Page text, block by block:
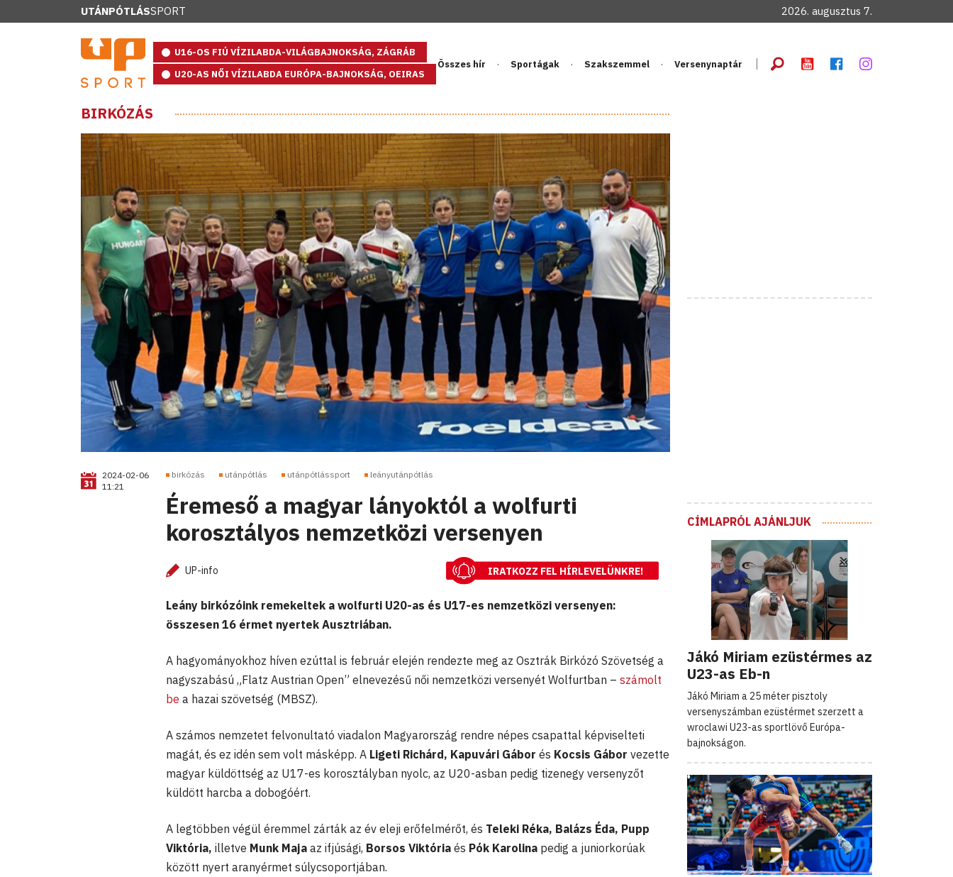
UTÁNPÓTLÁSSPORT 2026. augusztus 7.
U16-OS FIÚ VÍZILABDA-VILÁGBAJNOKSÁG, ZÁGRÁB
U20-AS NŐI VÍZILABDA EURÓPA-BAJNOKSÁG, OEIRAS
Összes hír Sportágak Szakszemmel Versenynaptár
BIRKÓZÁS
2024-02-06
11:21
birkózás utánpótlás utánpótlássport leányutánpótlás
Éremeső a magyar lányoktól a wolfurti
korosztályos nemzetközi versenyen
UP-info IRATKOZZ FEL HÍRLEVELÜNKRE!
Leány birkózóink remekeltek a wolfurti U20-as és U17-es nemzetközi versenyen:
összesen 16 érmet nyertek Ausztriában.
A hagyományokhoz híven ezúttal is február elején rendezte meg az Osztrák Birkózó Szövetség a
nagyszabású „Flatz Austrian Open” elnevezésű női nemzetközi versenyét Wolfurtban – számolt
be a hazai szövetség (MBSZ).
A számos nemzetet felvonultató viadalon Magyarország rendre népes csapattal képviselteti
magát, és ez idén sem volt másképp. A Ligeti Richárd, Kapuvári Gábor és Kocsis Gábor vezette
magyar küldöttség az U17-es korosztályban nyolc, az U20-asban pedig tizenegy versenyzőt
küldött harcba a dobogóért.
A legtöbben végül éremmel zárták az év eleji erőfelmérőt, és Teleki Réka, Balázs Éda, Pupp
Viktória, illetve Munk Maja az ifjúsági, Borsos Viktória és Pók Karolina pedig a juniorkorúak
között nyert aranyérmet súlycsoportjában.
CÍMLAPRÓL AJÁNLJUK
Jákó Miriam ezüstérmes az
U23-as Eb-n
Jákó Miriam a 25 méter pisztoly
versenyszámban ezüstérmet szerzett a
wroclawi U23-as sportlövő Európa-
bajnokságon.